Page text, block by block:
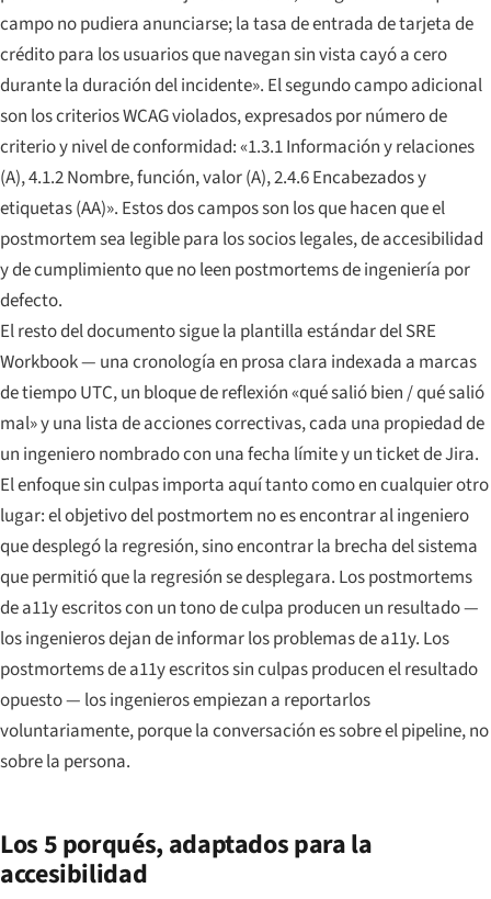
campo no pudiera anunciarse; la tasa de entrada de tarjeta de
crédito para los usuarios que navegan sin vista cayó a cero
durante la duración del incidente». El segundo campo adicional
son los criterios WCAG violados, expresados por número de
criterio y nivel de conformidad: «1.3.1 Información y relaciones
(A), 4.1.2 Nombre, función, valor (A), 2.4.6 Encabezados y
etiquetas (AA)». Estos dos campos son los que hacen que el
postmortem sea legible para los socios legales, de accesibilidad
y de cumplimiento que no leen postmortems de ingeniería por
defecto.
El resto del documento sigue la plantilla estándar del SRE
Workbook — una cronología en prosa clara indexada a marcas
de tiempo UTC, un bloque de reflexión «qué salió bien / qué salió
mal» y una lista de acciones correctivas, cada una propiedad de
un ingeniero nombrado con una fecha límite y un ticket de Jira.
El enfoque sin culpas importa aquí tanto como en cualquier otro
lugar: el objetivo del postmortem no es encontrar al ingeniero
que desplegó la regresión, sino encontrar la brecha del sistema
que permitió que la regresión se desplegara. Los postmortems
de a11y escritos con un tono de culpa producen un resultado —
los ingenieros dejan de informar los problemas de a11y. Los
postmortems de a11y escritos sin culpas producen el resultado
opuesto — los ingenieros empiezan a reportarlos
voluntariamente, porque la conversación es sobre el pipeline, no
sobre la persona.
Los 5 porqués, adaptados para la
accesibilidad